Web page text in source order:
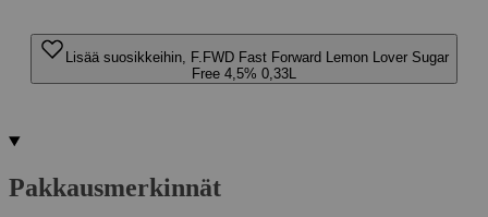
Lisää suosikkeihin, F.FWD Fast Forward Lemon Lover Sugar
Free 4,5% 0,33L
Pakkausmerkinnät